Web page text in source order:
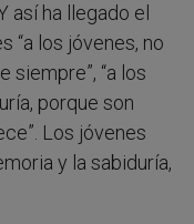
así ha llegado el
“a los jóvenes, no
siempre”, “a los
porque son
Los jóvenes
y la sabiduría,